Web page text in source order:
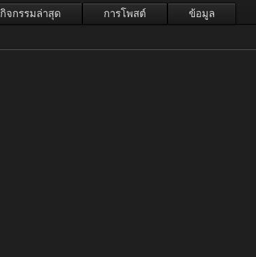
กิจกรรมล่าสุด การโพสต์ ข้อมูล